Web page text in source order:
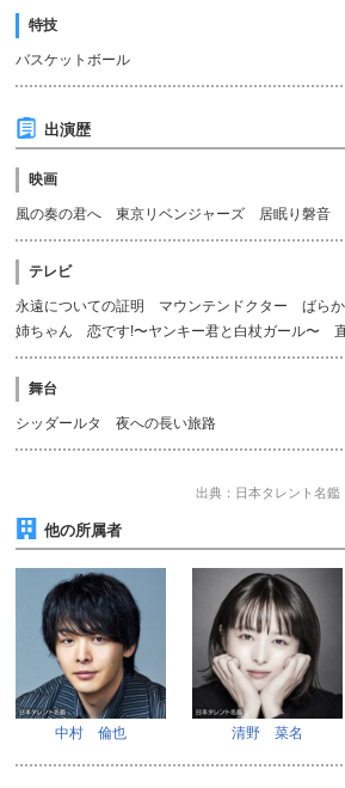
特技
バスケットボール
出演歴
映画
風の奏の君へ 東京リベンジャーズ 居眠り磐音
テレビ
永遠についての証明 マウンテンドクター ばら
姉ちゃん 恋です!〜ヤンキー君と白杖ガール〜
舞台
シッダールタ 夜への長い旅路
出典：日本タレント名鑑
他の所属者
中村 倫也 清野 菜名